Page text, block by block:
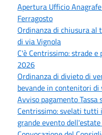
Apertura Ufficio
Ferragosto
Ordinanza di chiusura
di via Vignola
C'è Centrissimo: strade
2026
Ordinanza di divieto di
bevande in contenitori
Avviso pagamento Tassa
Centrissimo: svelati tutti
grande evento dell'estate